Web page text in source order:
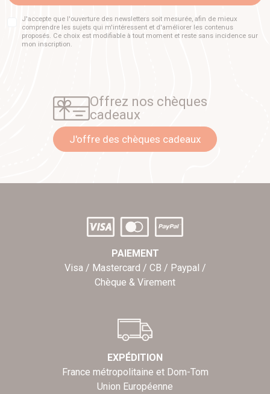
J'accepte que l'ouverture des newsletters soit mesurée, afin de mieux
comprendre les sujets qui m'intéressent et d'améliorer les contenus
proposés. Ce choix est modifiable à tout moment et reste sans incidence sur
mon inscription.
Offrez nos chèques
cadeaux
J'offre des chèques cadeaux
PAIEMENT
Visa / Mastercard / CB / Paypal /
Chèque & Virement
EXPÉDITION
France métropolitaine et Dom-Tom
Union Européenne